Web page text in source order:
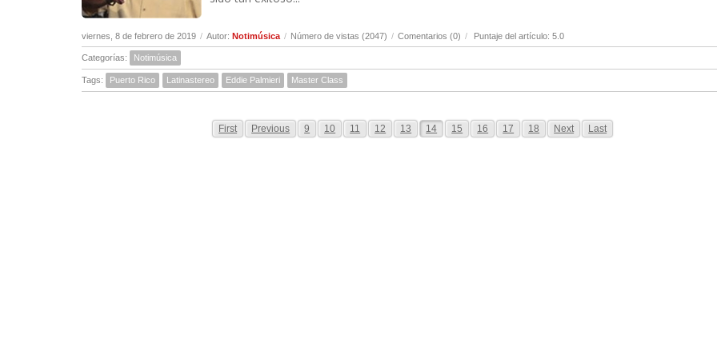
viernes, 8 de febrero de 2019 / Autor: Notimúsica / Número de vistas (2047) / Comentarios (0) / Puntaje del artículo: 5.0
Categorías: Notimúsica
Tags: Puerto Rico Latinastereo Eddie Palmieri Master Class
First Previous 9 10 11 12 13 14 15 16 17 18 Next Last